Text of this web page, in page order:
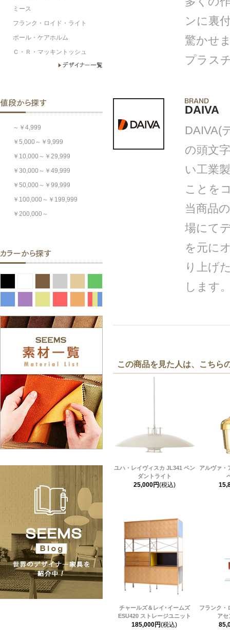
ミース
フランク・ロイド・ライト
ポール・ケアホルム
Ｃ・Ｒ・マッキントッシュ
～￥4,999
￥5,000～￥9,999
￥10,000～￥29,999
￥30,000～￥49,999
￥50,000～￥99,999
￥100,000～￥199,999
￥200,000～
ンに裏
驚かせ
プラス
DAIVA
DAIVA(
の頭文
い工業
ことを
当商品
場にて
を元に
り上げ
します
この商品を見た人は、こちら
ユハ・レイヴィスカ JL341 ペン
ダントライト
25,000円(税込)
アルヴァ・
チャールズ＆レイ･イームズ
ESU420 ストレージユニット
185,000円(税込)
フランク・
アセ